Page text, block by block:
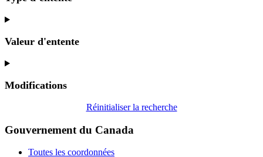
Valeur d'entente
Modifications
Réinitialiser la recherche
Gouvernement du Canada
Toutes les coordonnées